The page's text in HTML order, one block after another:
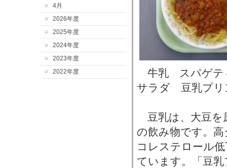
4月
2026年度
2025年度
2024年度
2023年度
2022年度
牛乳 スパゲテ
サラダ 豆乳プリ
豆乳は、大豆を
の飲み物です。
コレステロール
ています。「豆